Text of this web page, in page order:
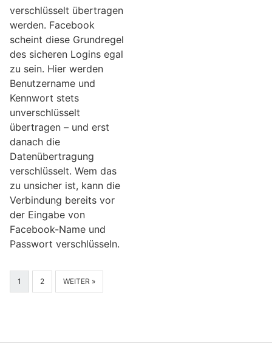
verschlüsselt übertragen
werden. Facebook
scheint diese Grundregel
des sicheren Logins egal
zu sein. Hier werden
Benutzername und
Kennwort stets
unverschlüsselt
übertragen – und erst
danach die
Datenübertragung
verschlüsselt. Wem das
zu unsicher ist, kann die
Verbindung bereits vor
der Eingabe von
Facebook-Name und
Passwort verschlüsseln.
1 2 WEITER »